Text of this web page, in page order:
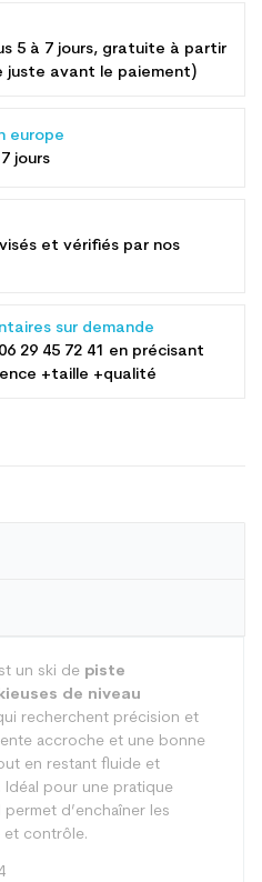
5 à 7 jours, gratuite à partir
juste avant le paiement)
europe
jours
et vérifiés par nos
sur demande
06 29 45 72 41 en précisant
+taille +qualité
un ski de piste
de niveau
recherchent précision et
accroche et une bonne
en restant fluide et
Idéal pour une pratique
d’enchaîner les
et contrôle.